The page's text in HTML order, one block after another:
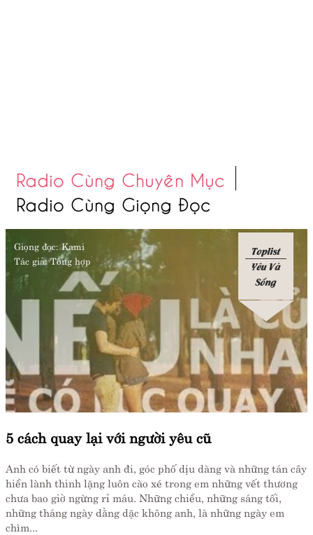
Radio Cùng Chuyên Mục
Radio Cùng Giọng Đọc
Giọng đọc: Kami
Tác giả: Tổng hợp
Toplist
Yêu Và
Sống
5 cách quay lại với người yêu cũ
Anh có biết từ ngày anh đi, góc phố dịu dàng và những tán cây
hiền lành thinh lặng luôn cào xé trong em những vết thương
chưa bao giờ ngừng rỉ máu. Những chiều, những sáng tối,
những tháng ngày dằng dặc không anh, là những ngày em
chìm...